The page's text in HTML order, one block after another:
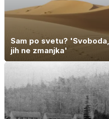
Sam po svetu?
jih ne zmanjka'